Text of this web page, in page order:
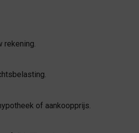
rekening.
of aankoopprijs.